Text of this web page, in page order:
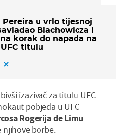
Pereira u vrlo tijesnoj
Blachowicza i
korak do napada na
titulu
izazivač za titulu UFC
pobjeda u UFC
Rogerija de Limu
njihove borbe.